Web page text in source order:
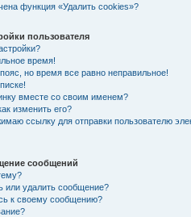
функция «Удалить cookies»?
пользователя
время!
но время все равно неправильное!
вместе со своим именем?
изменить его?
ссылку для отправки пользователю
сообщений
или удалить сообщение?
к своему сообщению?